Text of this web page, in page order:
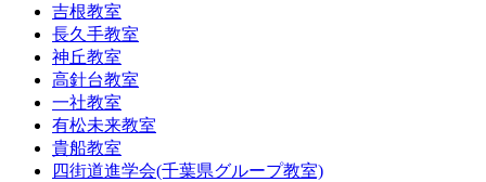
吉根教室
長久手教室
神丘教室
高針台教室
一社教室
有松未来教室
貴船教室
四街道進学会(千葉県グループ教室)